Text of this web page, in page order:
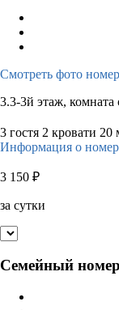
Смотреть фото
3.3-3й этаж,
3 гостя 2 кровати 20
Информация о
3 150 ₽
за сутки
Семейный номер